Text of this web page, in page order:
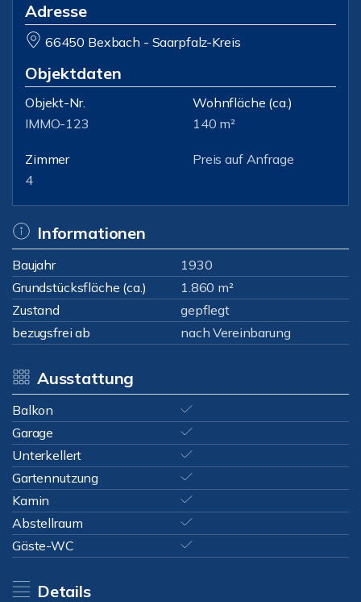
Adresse
66450 Bexbach - Saarpfalz-Kreis
Objektdaten
Objekt-Nr.
IMMO-123
Wohnfläche (ca.)
140 m²
Zimmer
4
Preis auf Anfrage
Informationen
Baujahr
1930
Grundstücksfläche (ca.)
1.860 m²
Zustand
gepflegt
bezugsfrei ab
nach Vereinbarung
Ausstattung
Balkon
Garage
Unterkellert
Gartennutzung
Kamin
Abstellraum
Gäste-WC
Details